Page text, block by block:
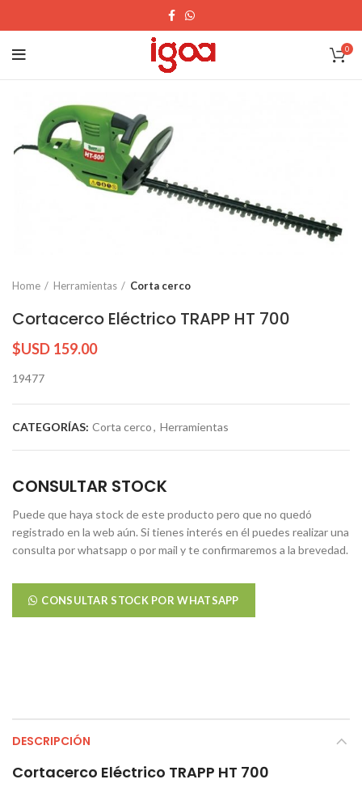
0
Home Herramientas Corta cerco
Cortacerco Eléctrico TRAPP HT 700
$USD 159.00
19477
CATEGORÍAS: Corta cerco, Herramientas
CONSULTAR STOCK
Puede que haya stock de este producto pero que no quedó
registrado en la web aún. Si tienes interés en él puedes realizar una
consulta por whatsapp o por mail y te confirmaremos a la brevedad.
CONSULTAR STOCK POR WHATSAPP
DESCRIPCIÓN
Cortacerco Eléctrico TRAPP HT 700